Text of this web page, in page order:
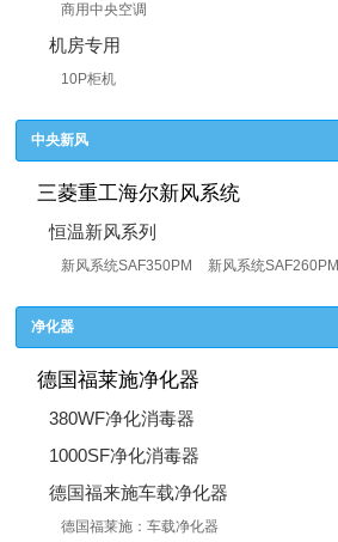
商用中央空调
机房专用
10P柜机
中央新风
三菱重工海尔新风系统
恒温新风系列
新风系统SAF350PM 新风系统SAF260PM
净化器
德国福莱施净化器
380WF净化消毒器
1000SF净化消毒器
德国福来施车载净化器
德国福莱施：车载净化器